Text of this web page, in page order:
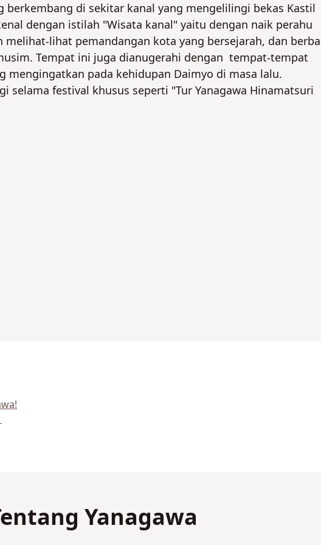
berkembang di sekitar kanal yang mengelilingi bekas Kastil
dengan istilah "Wisata kanal" yaitu dengan naik perahu
lihat pemandangan kota yang bersejarah, dan
Tempat ini juga dianugerahi dengan tempat-tempat
mengingatkan pada kehidupan Daimyo di masa lalu.
selama festival khusus seperti "Tur Yanagawa Hinamatsuri
Yanagawa